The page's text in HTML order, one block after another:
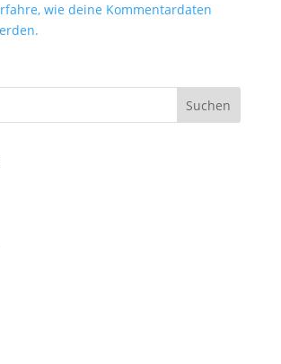
wie deine Kommentardaten